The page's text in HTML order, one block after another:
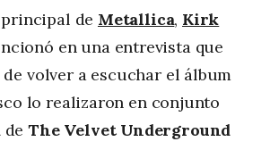
de Metallica, Kirk
en una entrevista que
de volver a escuchar el álbum
lo realizaron en conjunto
deThe Velvet Underground